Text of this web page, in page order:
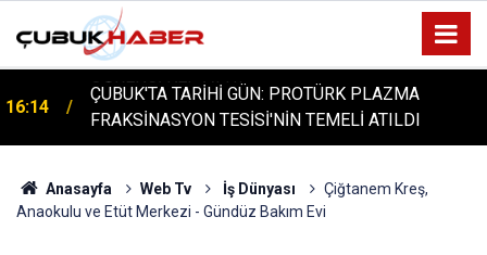
16:14
ÇUBUK'TA TARİHİ GÜN: PROTÜRK PLAZMA
FRAKSİNASYON TESİSİ'NİN TEMELİ ATILDI
Anasayfa Web Tv İş Dünyası
Çiğtanem Kreş,
Anaokulu ve Etüt Merkezi - Gündüz Bakım Evi